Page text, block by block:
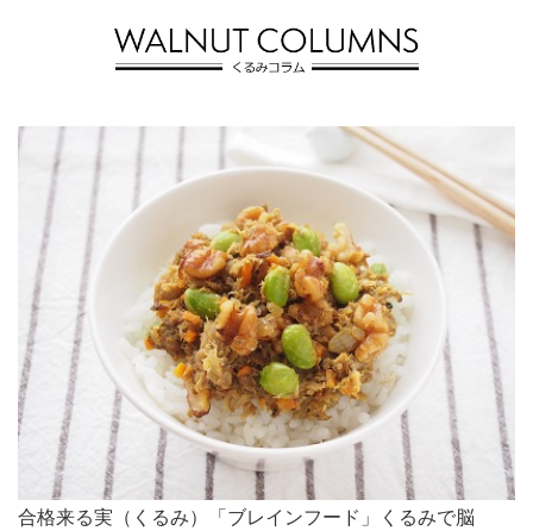
合格来る実（くるみ）「ブレインフード」くるみで脳